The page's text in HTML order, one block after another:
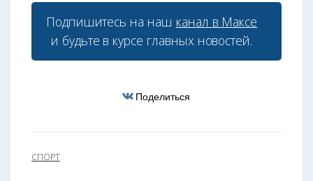
Подпишитесь на наш канал в Максе
и будьте в курсе главных новостей.
Поделиться
СПОРТ